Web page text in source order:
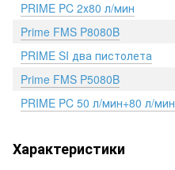
PRIME PC 2х80 л/мин
Prime FMS P8080B
PRIME SI два пистолета
Prime FMS P5080B
PRIME PC 50 л/мин+80 л/мин
Характеристики